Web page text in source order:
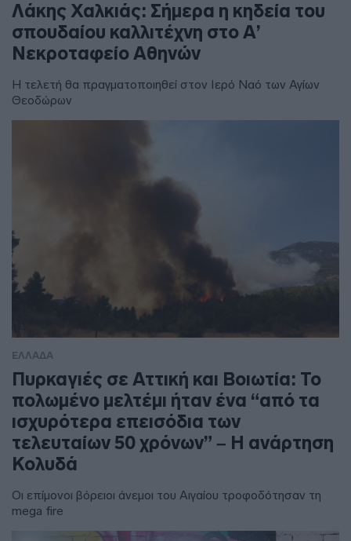
Λάκης Χαλκιάς: Σήμερα η κηδεία του
σπουδαίου καλλιτέχνη στο Α’
Νεκροταφείο Αθηνών
Η τελετή θα πραγματοποιηθεί στον Ιερό Ναό των Αγίων
Θεοδώρων
ΕΛΛΑΔΑ
Πυρκαγιές σε Αττική και Βοιωτία: Το
πολωμένο μελτέμι ήταν ένα “από τα
ισχυρότερα επεισόδια των
τελευταίων 50 χρόνων” – Η ανάρτηση
Κολυδά
Οι επίμονοι βόρειοι άνεμοι του Αιγαίου τροφοδότησαν τη
mega fire